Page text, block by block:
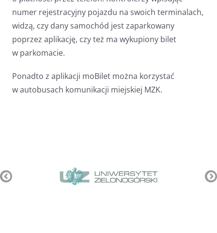
numer rejestracyjny pojazdu na swoich terminalach,
widzą, czy dany samochód jest zaparkowany
poprzez aplikację, czy też ma wykupiony bilet
w parkomacie.
Ponadto z aplikacji moBilet można korzystać
w autobusach komunikacji miejskiej MZK.